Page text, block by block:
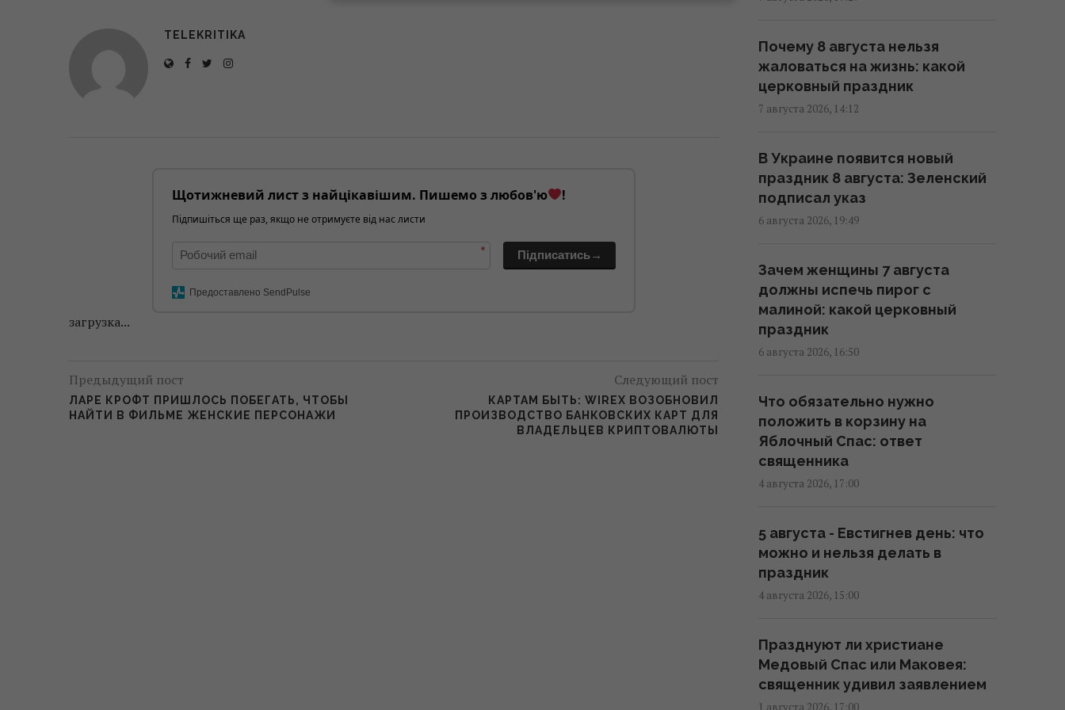
TELEKRITIKA
Щотижневий лист з найцікавішим. Пишемо з любов'ю !
Підпишіться ще раз, якщо не отримуєте від нас листи
* Підписатись→
Предоставлено SendPulse
загрузка...
Предыдущий пост
ЛАРЕ КРОФТ ПРИШЛОСЬ ПОБЕГАТЬ, ЧТОБЫ
НАЙТИ В ФИЛЬМЕ ЖЕНСКИЕ ПЕРСОНАЖИ
Следующий пост
КАРТАМ БЫТЬ: WIREX ВОЗОБНОВИЛ
ПРОИЗВОДСТВО БАНКОВСКИХ КАРТ ДЛЯ
ВЛАДЕЛЬЦЕВ КРИПТОВАЛЮТЫ
долгожданные дожди и
прохлада: каким областям
повезет (карта)
06:30 пятница, 07 августа 2026
7 августа Украину накроет
непогода: синоптики
предупреждают об опасности
после жары
Синоптик назвала области,
которые первыми накроет
непогода и долгожданное
похолодание
После аномальной жары в
Украину ворвутся грозы,
шквалы и град, - синоптик
(карта)
Синоптик сообщила об
окончании аномальной жары:
где первыми почувствуют
6 августа жара в Киеве
достигнет апогея: разогреет
Почему 8 августа нельзя
жаловаться на жизнь: какой
церковный праздник
7 августа 2026, 14:12
В Украине появится новый
праздник 8 августа: Зеленский
подписал указ
6 августа 2026, 19:49
Зачем женщины 7 августа
должны испечь пирог с
малиной: какой церковный
праздник
6 августа 2026, 16:50
Что обязательно нужно
положить в корзину на
Яблочный Спас: ответ
священника
4 августа 2026, 17:00
5 августа - Евстигнев день: что
можно и нельзя делать в
праздник
4 августа 2026, 15:00
Празднуют ли христиане
Медовый Спас или Маковея:
священник удивил заявлением
1 августа 2026, 17:00